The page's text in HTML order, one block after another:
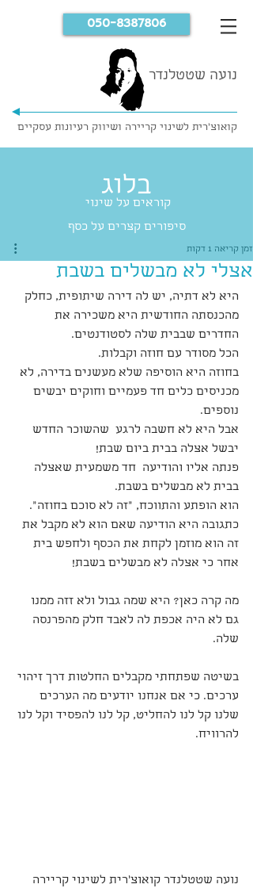
נועה שטטלנדר
קואוצ'רית לשינוי קריירה ושיווק רעיונות עסקיים
050-8387806
אצלי לא מבשלים בשבת
זמן קריאה 1 דקות
היא לא דתיה, יש לה דירה שיתופית, כחלק
מהכנסתה החודשית היא משכירה את
החדרים שבבית שלה לסטודנטים.
הכל מסודר עם חוזה וקבלות.
בחוזה היא הוסיפה שלא מעשנים בדירה, לא
מכניסים כלים חד פעמיים וחוקים יבשים
נוספים.
אבל היא לא חשבה לרגע  שהשוכר החדש
יבשל אצלה בבית ביום שבת!
פנתה אליו והודיעה  חד משמעית שאצלה
בבית לא מבשלים בשבת.
הוא הופתע והתווכח, "זה לא סוכם בחוזה".
כתגובה היא הודיעה שאם הוא לא מקבל את
זה הוא מוזמן לקחת את הכסף ולחפש בית
אחר כי אצלה לא מבשלים בשבת!
מה קרה כאן? היא שמה גבול ולא זזה ממנו
גם לא היה אכפת לה לאבד חלק מהפרנסה
שלה.
בשיטה שפתחתי מקבלים החלטות דרך זיהוי
ערכים. כי אם אנחנו יודעים מה הערכים
שלנו קל לנו להחליט, קל לנו להפסיד וקל לנו
להרוויח.
נועה שטטלנדר קואוצ'רית לשינוי קריירה
קוראים על שינוי
סיפורים קצרים על כסף
בלוג